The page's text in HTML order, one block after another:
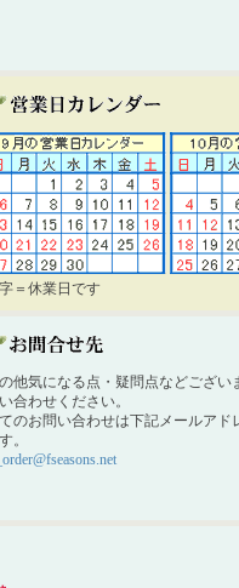
＝休業日です
他気になる点・疑問点などござい
合わせください。
のお問い合わせは下記メールアド
。